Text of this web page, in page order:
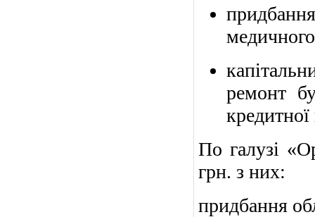
ремонт
По галузі
грн. з них:
придбання